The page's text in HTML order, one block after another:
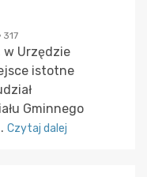
317
w Urzędzie
istotne
Gminnego
Czytaj dalej